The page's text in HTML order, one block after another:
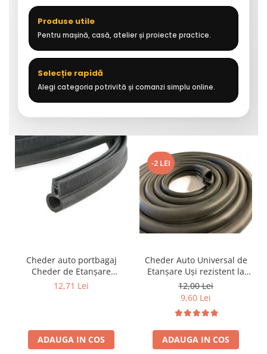
Produse utile
Pentru mașină, casă, atelier și proiecte practice.
Selecție rapidă
Alegi categoria potrivită și comanzi simplu online.
Cheder auto portbagaj
Cheder de Etanșare
Profesional din Cauciuc -
Liniar
12,71 Lei
ADAUGA IN COS
-2 LEI
Cheder Auto Universal de
Etanșare Uși rezistent la
intemperii, raze UV,
îmbătrânire și temperaturi
extreme
12,00 Lei
9,60 Lei
ADAUGA IN COS